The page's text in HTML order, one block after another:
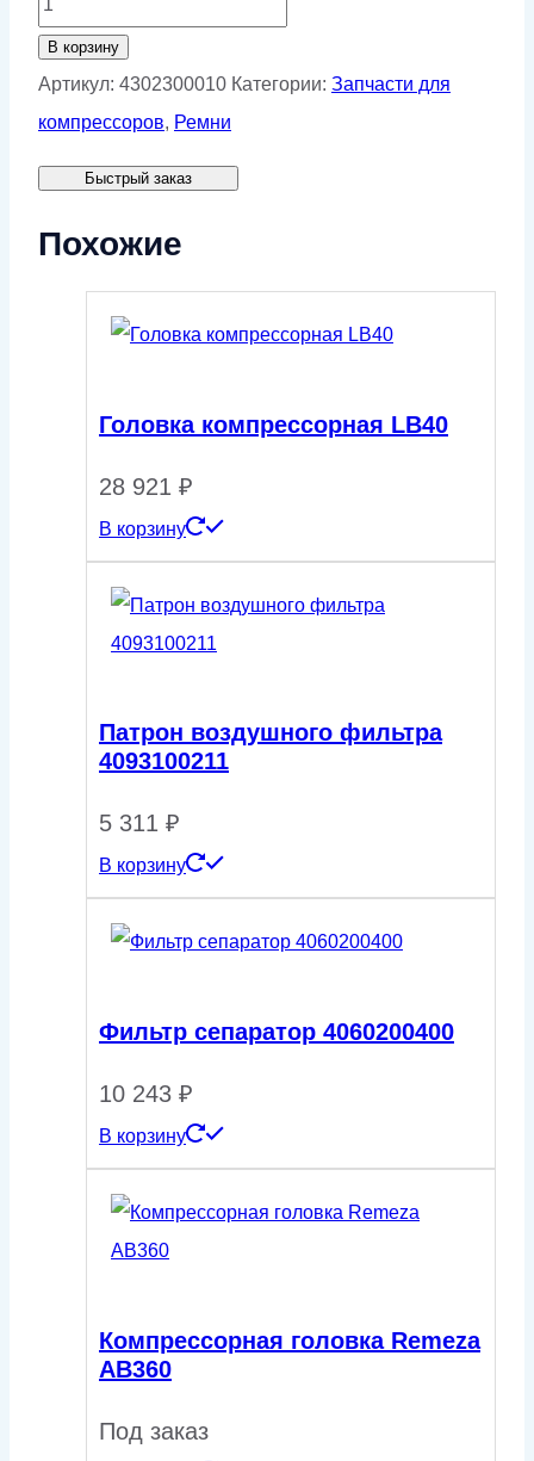
товара
Ремень
XPB
Contitech
В корзину
Артикул: 4302300010 Категории: Запчасти для
компрессоров, Ремни
Быстрый заказ
Похожие
Головка компрессорная LB40
28 921 ₽
В корзину
Патрон воздушного фильтра
4093100211
5 311 ₽
В корзину
Фильтр сепаратор 4060200400
10 243 ₽
В корзину
Компрессорная головка Remeza
AB360
Под заказ